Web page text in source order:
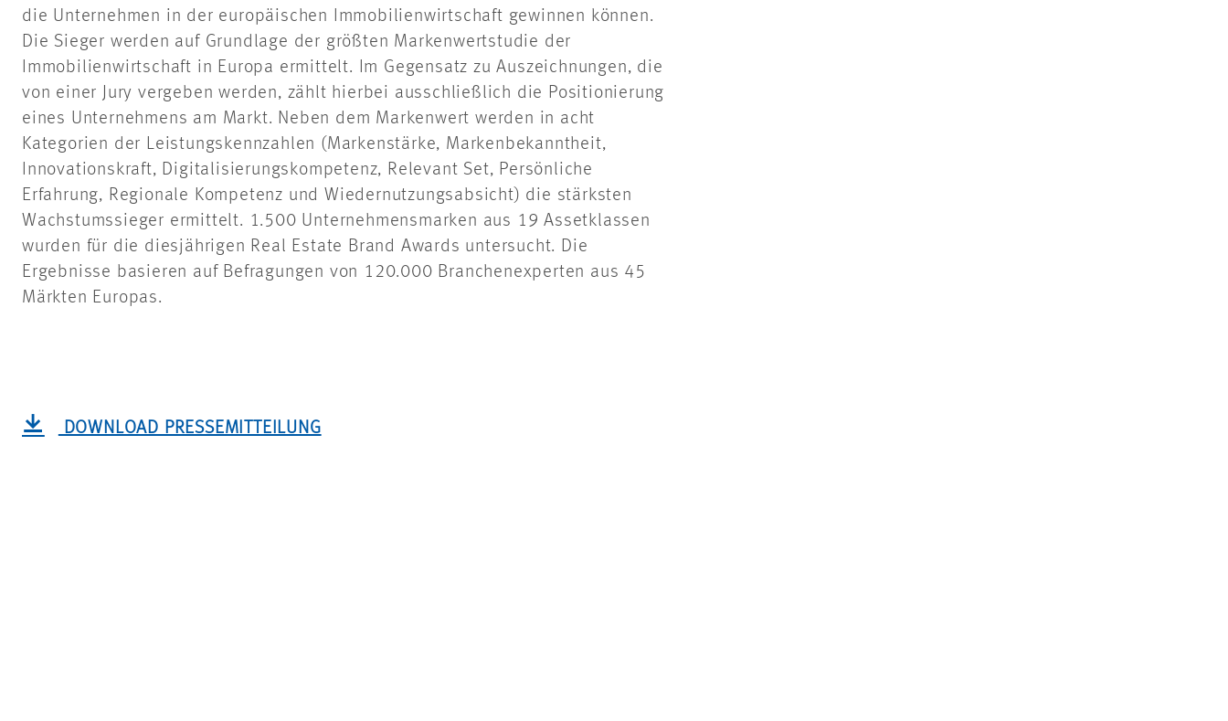
die Unternehmen in der europäischen Immobilienwirtschaft gewinnen können.
Die Sieger werden auf Grundlage der größten Markenwertstudie der
Immobilienwirtschaft in Europa ermittelt. Im Gegensatz zu Auszeichnungen, die
von einer Jury vergeben werden, zählt hierbei ausschließlich die Positionierung
eines Unternehmens am Markt. Neben dem Markenwert werden in acht
Kategorien der Leistungskennzahlen (Markenstärke, Markenbekanntheit,
Innovationskraft, Digitalisierungskompetenz, Relevant Set, Persönliche
Erfahrung, Regionale Kompetenz und Wiedernutzungsabsicht) die stärksten
Wachstumssieger ermittelt. 1.500 Unternehmensmarken aus 19 Assetklassen
wurden für die diesjährigen Real Estate Brand Awards untersucht. Die
Ergebnisse basieren auf Befragungen von 120.000 Branchenexperten aus 45
Märkten Europas.
DOWNLOAD PRESSEMITTEILUNG